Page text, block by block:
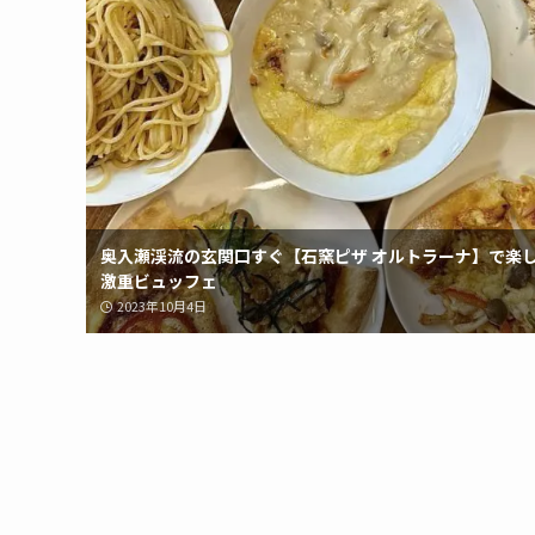
奥入瀬渓流の玄関口すぐ【石窯ピザ オルトラーナ】で楽
激重ビュッフェ
2023年10月4日